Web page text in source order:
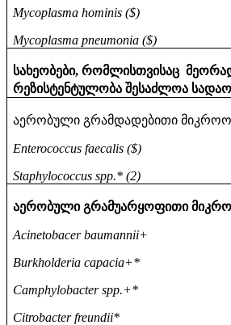
Mycoplasma hominis ($)
Mycoplasma pneumonia ($)
სახეობები,რომლისთვისაც
რეზისტენტულობაშესაძლოა სადაო
აერობულიგრამდადებითი
Enterococcus faecalis ($)
Staphylococcus spp.* (2)
აერობულიგრამუარყოფითი
Acinetobacer baumannii+
Burkholderia capacia+*
Camphylobacter spp.+*
Citrobacter freundii*